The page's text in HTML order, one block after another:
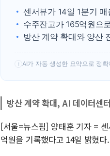
센서뷰가 14일 1분기
수주잔고가 165억원으
방산 계약 확대와 양산
! AI가 자동 생성한 요약으로 정
방산 계약 확대, AI 데이터센
[서울=뉴스핌] 양태훈 기자 =
억원을 기록했다고 14일 밝혔다.